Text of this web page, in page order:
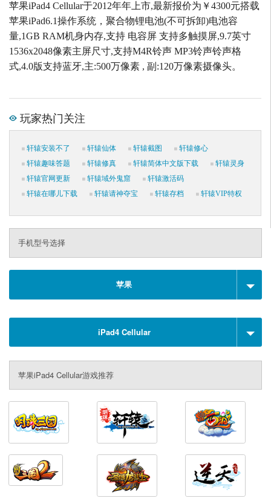
苹果iPad4 Cellular于2012年年上市,最新报价为￥4300元搭载
苹果iPad6.1操作系统，聚合物锂电池(不可拆卸)电池容
量,1GB RAM机身内存,支持 电容屏 支持多触摸屏,9.7英寸
1536x2048像素主屏尺寸,支持M4R铃声 MP3铃声铃声格
式,4.0版支持蓝牙,主:500万像素 , 副:120万像素摄像头。
玩家热门关注
轩辕安装不了 轩辕仙体 轩辕截图
轩辕修心
轩辕趣味答题
轩辕修真 轩辕简体中文版下载
轩辕灵身
轩辕官网更新
轩辕域外鬼窟
轩辕激活码
轩辕在哪儿下载
轩辕请神夺宝 轩辕存档 轩辕VIP特权
手机型号选择
苹果
iPad4 Cellular
苹果iPad4 Cellular游戏推荐